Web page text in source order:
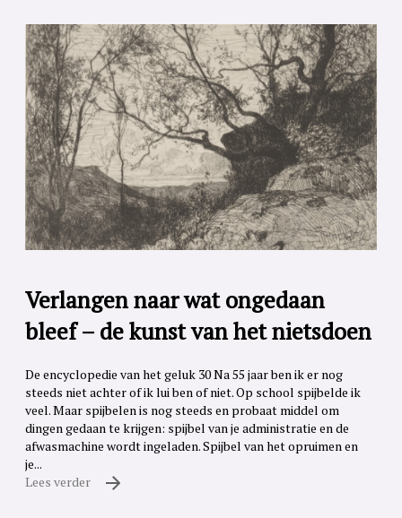
Verlangen naar wat ongedaan
bleef – de kunst van het nietsdoen
De encyclopedie van het geluk 30 Na 55 jaar ben ik er nog
steeds niet achter of ik lui ben of niet. Op school spijbelde ik
veel. Maar spijbelen is nog steeds en probaat middel om
dingen gedaan te krijgen: spijbel van je administratie en de
afwasmachine wordt ingeladen. Spijbel van het opruimen en
je...
Lees verder